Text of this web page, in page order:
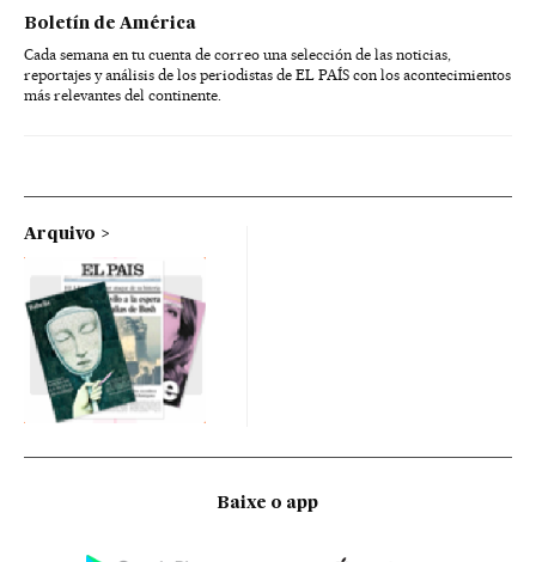
Boletín de América
Cada semana en tu cuenta de correo una selección de las noticias,
reportajes y análisis de los periodistas de EL PAÍS con los acontecimientos
más relevantes del continente.
Arquivo
Baixe o app